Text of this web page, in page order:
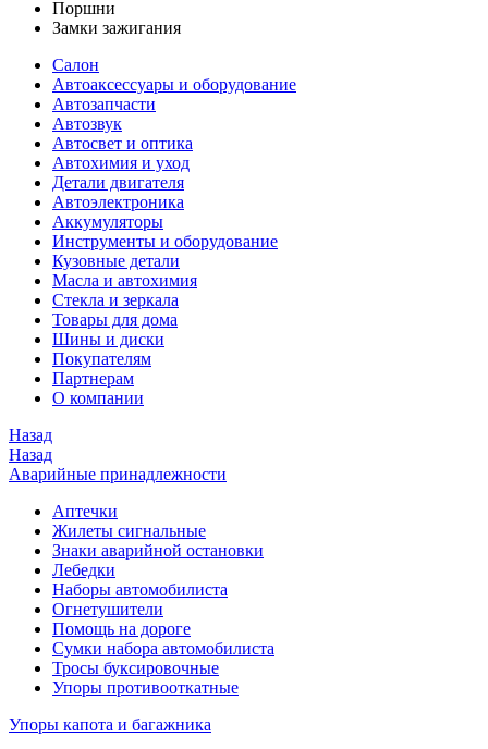
Поршни
Замки зажигания
Салон
Автоаксессуары и оборудование
Автозапчасти
Автозвук
Автосвет и оптика
Автохимия и уход
Детали двигателя
Автоэлектроника
Аккумуляторы
Инструменты и оборудование
Кузовные детали
Масла и автохимия
Стекла и зеркала
Товары для дома
Шины и диски
Покупателям
Партнерам
О компании
Назад
Назад
Аварийные принадлежности
Аптечки
Жилеты сигнальные
Знаки аварийной остановки
Лебедки
Наборы автомобилиста
Огнетушители
Помощь на дороге
Сумки набора автомобилиста
Тросы буксировочные
Упоры противооткатные
Упоры капота и багажника